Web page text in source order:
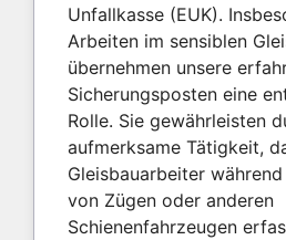
Unfallkasse (EUK).
Arbeiten im sensiblen
übernehmen unsere
Sicherungsposten eine
Rolle. Sie gewährleisten
aufmerksame Tätigkeit,
Gleisbauarbeiter
von Zügen oder anderen
Schienenfahrzeugen